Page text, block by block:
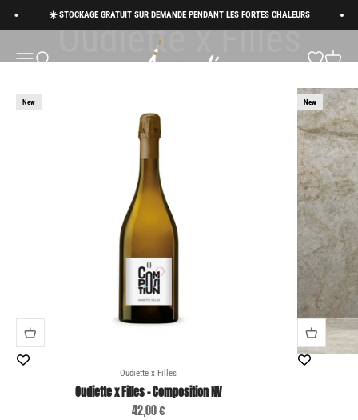
Passer au contenu
☀️ STOCKAGE GRATUIT SUR DEMANDE PENDANT LES FORTES CHALEURS
MenuRecherche
Succul’ • Champagne Shop
Panier
Vallée du Petit Morin
New
Oudiette x Filles
Oudiette x Filles - Composition NV
Prix de vente
42,00 €
New